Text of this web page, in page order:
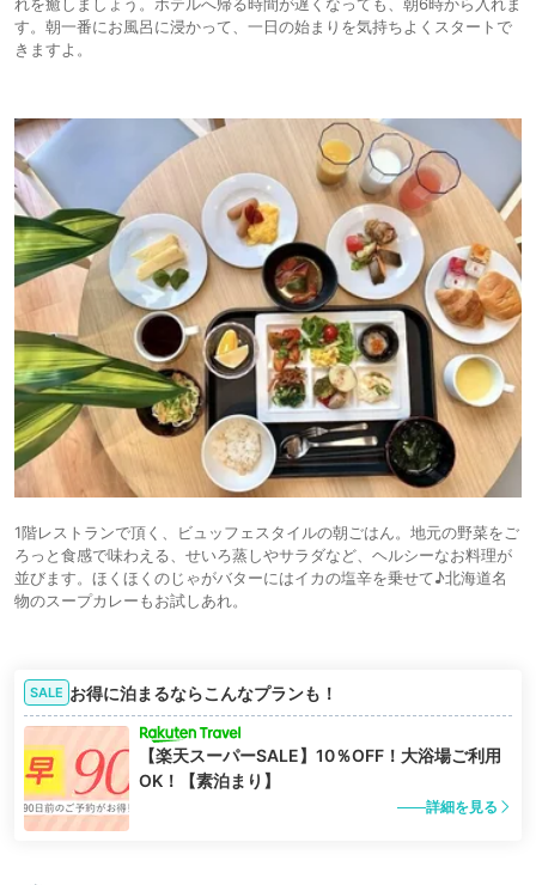
す。朝一番にお風呂に浸かって、一日の始まりを気持ちよくスタートで
きますよ。
1階レストランで頂く、ビュッフェスタイルの朝ごはん。地元の野菜をご
ろっと食感で味わえる、せいろ蒸しやサラダなど、ヘルシーなお料理が
並びます。ほくほくのじゃがバターにはイカの塩辛を乗せて♪北海道名
物のスープカレーもお試しあれ。
SALE お得に泊まるならこんなプランも！
【楽天スーパーSALE】10％OFF！大浴場ご利用
OK！【素泊まり】
詳細を見る